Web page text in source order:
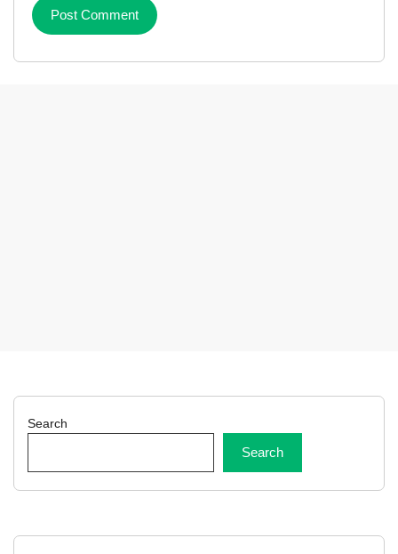
Search
Search